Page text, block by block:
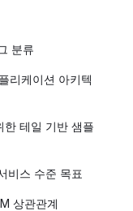
분류
리케이션 아키텍
한 테일 기반 샘플
비스 수준 목표
상관관계